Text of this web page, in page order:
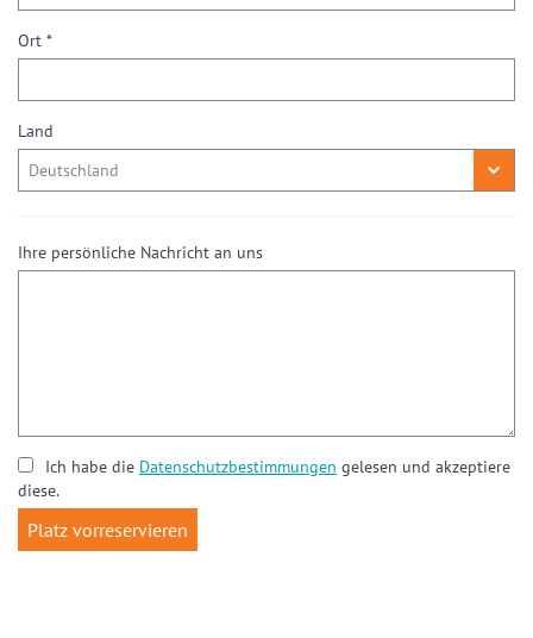
Ort *
Land
Ihre persönliche Nachricht an uns
Ich habe die Datenschutzbestimmungen gelesen und akzeptiere
diese.